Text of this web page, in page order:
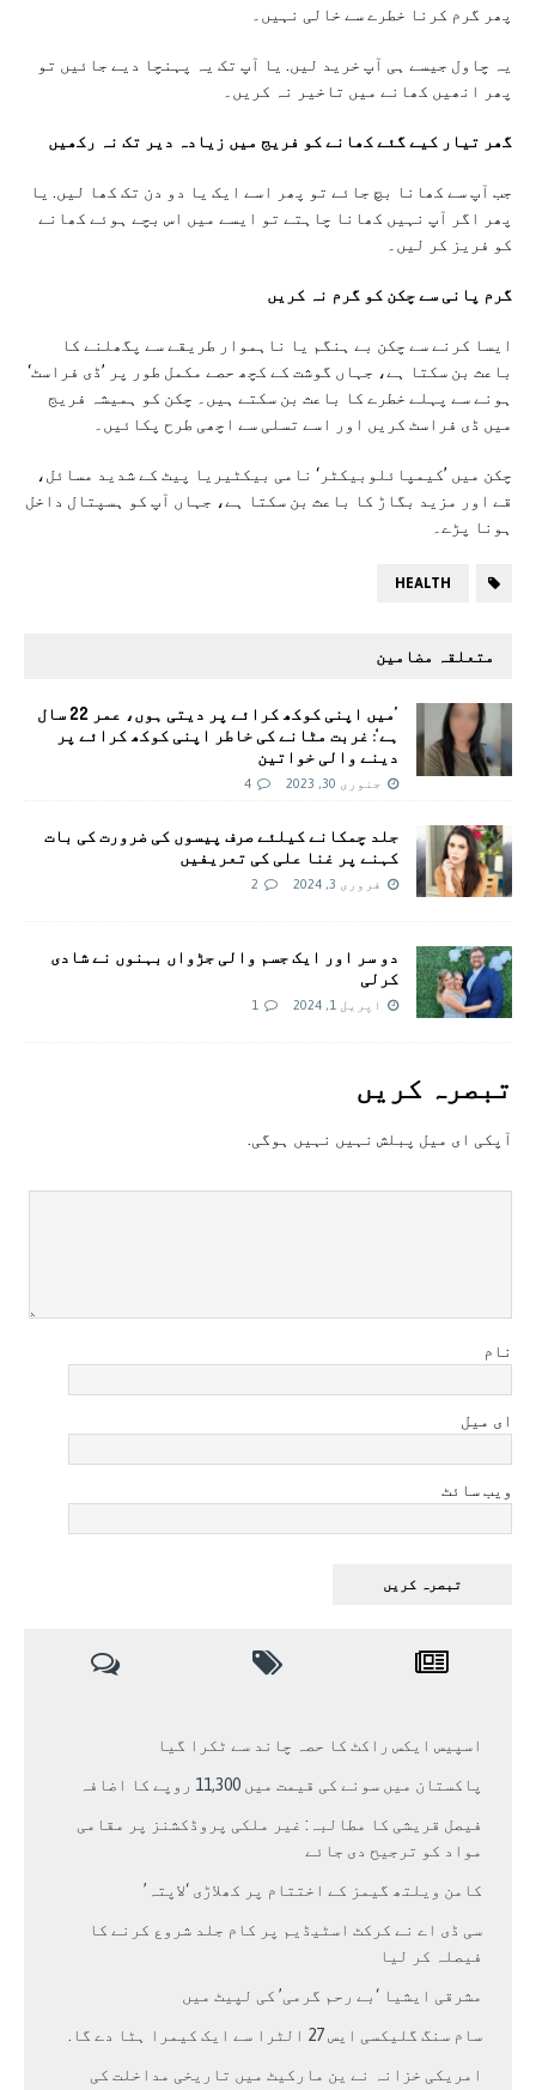
پھر گرم کرنا خطرے سے خالی نہیں۔
یہ چاول جیسے ہی آپ خرید لیں. یا آپ تک یہ پہنچا دیے جائیں تو
پھر انھیں کھانے میں تاخیر نہ کریں۔
گھر تیار کیے گئے کھانے کو فریج میں زیادہ دیر تک نہ رکھیں
جب آپ سے کھانا بچ جائے تو پھر اسے ایک یا دو دن تک کھا لیں. یا
پھر اگر آپ نہیں کھانا چاہتے تو ایسے میں اس بچے ہوئے کھانے
کو فریز کر لیں۔
گرم پانی سے چکن کو گرم نہ کریں
ایسا کرنے سے چکن بے ہنگم یا ناہموار طریقے سے پگھلنے کا
باعث بن سکتا ہے، جہاں گوشت کے کچھ حصے مکمل طور پر ’ڈی فراسٹ‘
ہونے سے پہلے خطرے کا باعث بن سکتے ہیں۔ چکن کو ہمیشہ فریج
میں ڈی فراسٹ کریں اور اسے تسلی سے اچھی طرح پکائیں۔
چکن میں ’کیمپائلوبیکٹر‘ نامی بیکٹیریا پیٹ کے شدید مسائل،
قے اور مزید بگاڑ کا باعث بن سکتا ہے، جہاں آپ کو ہسپتال داخل
ہونا پڑے۔
HEALTH
متعلقہ مضامین
’میں اپنی کوکھ کرائے پر دیتی ہوں، عمر 22 سال
ہے‘: غربت مٹانے کی خاطر اپنی کوکھ کرائے پر
دینے والی خواتین
جنوری 30, 2023 4
جلد چمکانے کیلئے صرف پیسوں کی ضرورت کی بات
کہنے پر غنا علی کی تعریفیں
فروری 3, 2024 2
دو سر اور ایک جسم والی جڑواں بہنوں نے شادی
کرلی
اپریل 1, 2024 1
تبصرہ کريں
آپکی ای ميل پبلش نہيں نہيں ہوگی.
نام
ای میل
ویب سائٹ
اسپیس ایکس راکٹ کا حصہ چاند سے ٹکرا گیا
پاکستان میں سونے کی قیمت میں 11,300 روپے کا اضافہ
فیصل قریشی کا مطالبہ: غیر ملکی پروڈکشنز پر مقامی
مواد کو ترجیح دی جائے
کامن ویلتھ گیمز کے اختتام پر کھلاڑی ‘لاپتہ’
سی ڈی اے نے کرکٹ اسٹیڈیم پر کام جلد شروع کرنے کا
فیصلہ کر لیا
مشرقی ایشیا ‘بے رحم گرمی’ کی لپیٹ میں
سام سنگ گلیکسی ایس 27 الٹرا سے ایک کیمرا ہٹا دے گا.
امریکی خزانہ نے ین مارکیٹ میں تاریخی مداخلت کی